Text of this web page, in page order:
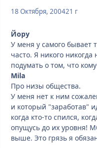
18 Октября, 200421 г
Йору
У меня у самого бывает
часто. Я никого
подумать о том, что
Mila
Про низы общества.
У меня нет к ним
и который "заработав"
когда кто-то спился,
опущусь до их уровня!
выше. Это грязь я